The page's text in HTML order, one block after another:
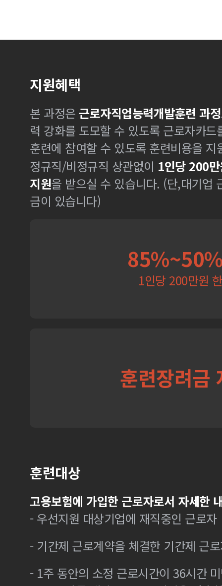
지원혜택
본 과정은 근로자직업능력개발훈련 과정
력 강화를 도모할 수 있도록 근로자카
훈련에 참여할 수 있도록 훈련비용을 지
정규직/비정규직 상관없이 1인당 200
지원을 받으실 수 있습니다. (단,대기업
금이 있습니다)
1인당 200만원
훈련장려금
훈련대상
고용보험에 가입한 근로자로서 자세한
- 우선지원 대상기업에 재직중인 근로자
- 기간제 근로계약을 체결한 기간제 근
- 1주 동안의 소정 근로시간이 36시간